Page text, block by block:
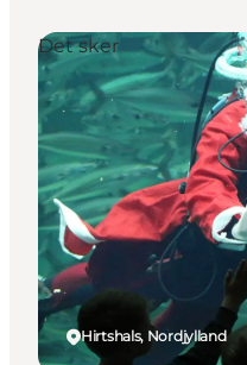
Hirtshals, Nordjylland
Det sker